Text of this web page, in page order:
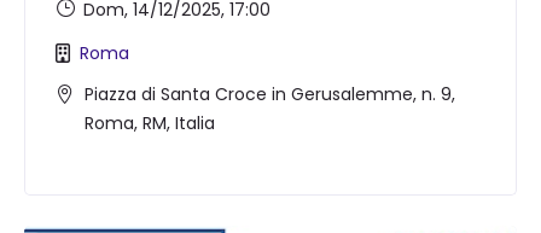
Piazza di Santa Croce in Gerusalemme, n. 9,
Roma, RM, Italia
Roma
Dom, 14/12/2025, 17:00